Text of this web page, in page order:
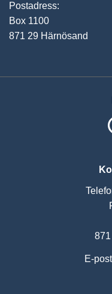
Postadress:
Box 1100
871 29 Härnösand
E-